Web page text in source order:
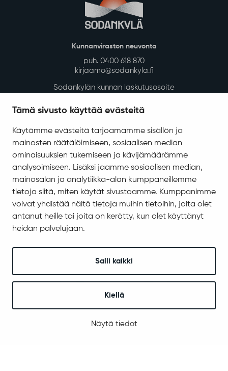
Tämä sivusto käyttää evästeitä
Käytämme evästeitä tarjoamamme sisällön ja
mainosten räätälöimiseen, sosiaalisen median
ominaisuuksien tukemiseen ja kävijämäärämme
analysoimiseen. Lisäksi jaamme sosiaalisen median,
mainosalan ja analytiikka-alan kumppaneillemme
tietoja siitä, miten käytät sivustoamme. Kumppanimme
voivat yhdistää näitä tietoja muihin tietoihin, joita olet
antanut heille tai joita on kerätty, kun olet käyttänyt
heidän palvelujaan.
Salli kaikki
Kiellä
Näytä tiedot
Kunnanviraston neuvonta
puh. 0400 618 870
kirjaamo@sodankyla.fi
Sodankylän kunnan laskutusosoite
Asiakirjajulkisuuskuvaus
Evästeiden hallinta
Yhteystiedot
Jäämerentie 1, 99601 Sodankylä
Kaikki yhteystiedot
Henkilökunnan intranet
Seuraa meitä